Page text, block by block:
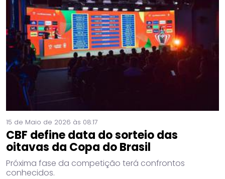
15 de Maio de 2026 às 08:17
CBF define data do sorteio das
oitavas da Copa do Brasil
Próxima fase da competição terá confrontos
conhecidos.